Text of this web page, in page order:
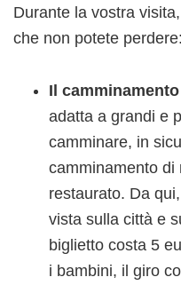
Durante la vostra
che non potete perdere:
Il
adatta a grandi e
camminare, in
camminamento di
restaurato. Da
vista sulla città e
biglietto costa 5
i bambini, il giro